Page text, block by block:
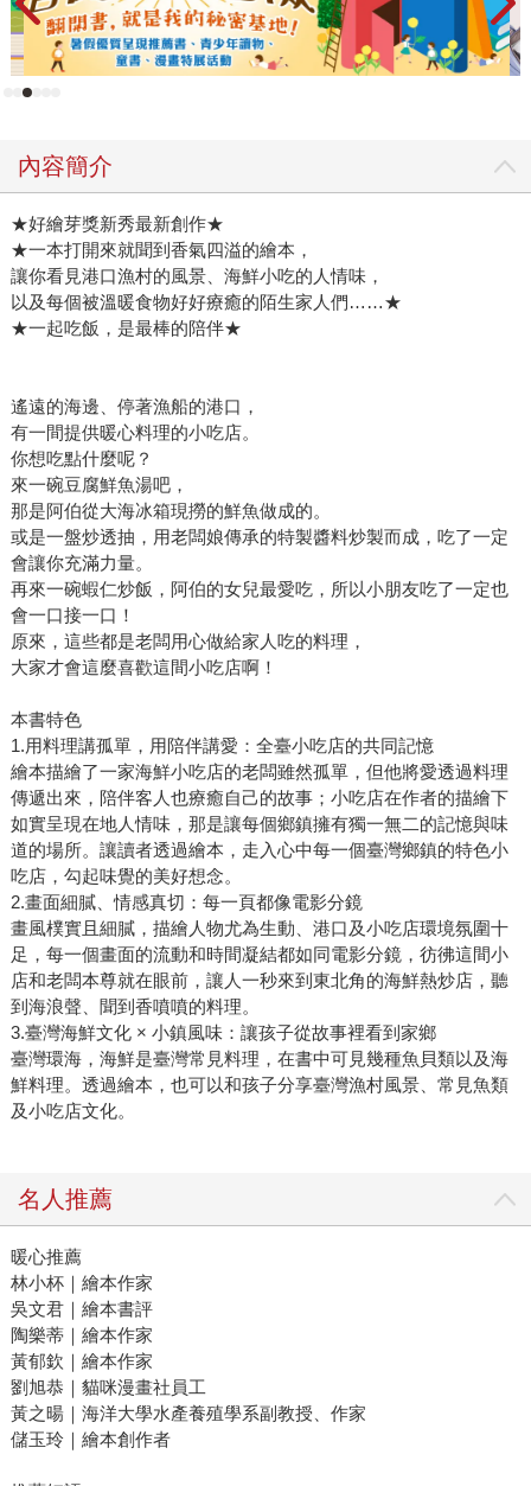
內容簡介
★好繪芽獎新秀最新創作★
★一本打開來就聞到香氣四溢的繪本，
讓你看見港口漁村的風景、海鮮小吃的人情味，
以及每個被溫暖食物好好療癒的陌生家人們……★
★一起吃飯，是最棒的陪伴★
遙遠的海邊、停著漁船的港口，
有一間提供暖心料理的小吃店。
你想吃點什麼呢？
來一碗豆腐鮮魚湯吧，
那是阿伯從大海冰箱現撈的鮮魚做成的。
或是一盤炒透抽，用老闆娘傳承的特製醬料炒製而成，吃了一定
會讓你充滿力量。
再來一碗蝦仁炒飯，阿伯的女兒最愛吃，所以小朋友吃了一定也
會一口接一口！
原來，這些都是老闆用心做給家人吃的料理，
大家才會這麼喜歡這間小吃店啊！
本書特色
1.用料理講孤單，用陪伴講愛：全臺小吃店的共同記憶
繪本描繪了一家海鮮小吃店的老闆雖然孤單，但他將愛透過料理
傳遞出來，陪伴客人也療癒自己的故事；小吃店在作者的描繪下
如實呈現在地人情味，那是讓每個鄉鎮擁有獨一無二的記憶與味
道的場所。讓讀者透過繪本，走入心中每一個臺灣鄉鎮的特色小
吃店，勾起味覺的美好想念。
2.畫面細膩、情感真切：每一頁都像電影分鏡
畫風樸實且細膩，描繪人物尤為生動、港口及小吃店環境氛圍十
足，每一個畫面的流動和時間凝結都如同電影分鏡，彷彿這間小
店和老闆本尊就在眼前，讓人一秒來到東北角的海鮮熱炒店，聽
到海浪聲、聞到香噴噴的料理。
3.臺灣海鮮文化 × 小鎮風味：讓孩子從故事裡看到家鄉
臺灣環海，海鮮是臺灣常見料理，在書中可見幾種魚貝類以及海
鮮料理。透過繪本，也可以和孩子分享臺灣漁村風景、常見魚類
及小吃店文化。
名人推薦
暖心推薦
林小杯｜繪本作家
吳文君｜繪本書評
陶樂蒂｜繪本作家
黃郁欽｜繪本作家
劉旭恭｜貓咪漫畫社員工
黃之暘｜海洋大學水產養殖學系副教授、作家
儲玉玲｜繪本創作者